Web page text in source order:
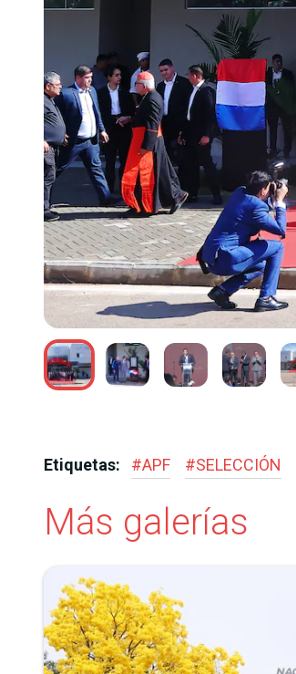
Etiquetas: #APF #SELECCIÓN
Más galerías